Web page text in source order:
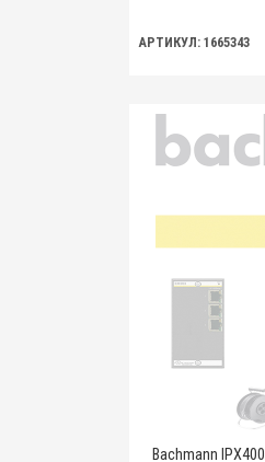
АРТИКУЛ: 1665343
Bachmann IPX400